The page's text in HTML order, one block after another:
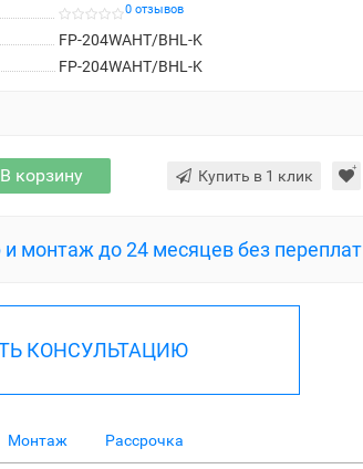
0 отзывов
FP-204WAHT/BHL-K
FP-204WAHT/BHL-K
В корзину Купить в 1 клик
монтаж до 24 месяцев без переплат
КОНСУЛЬТАЦИЮ
Монтаж Рассрочка